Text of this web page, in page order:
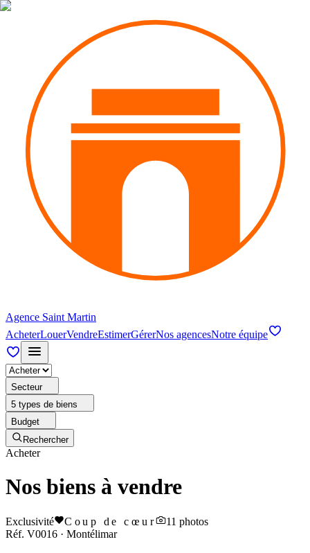
Agence Saint Martin
AcheterLouerVendreEstimerGérerNos agencesNotre équipe
Secteur
5 types de biens
Budget
Rechercher
Acheter
Nos biens à vendre
Exclusivité Coup de cœur 11 photos
Réf. V0016 · Montélimar